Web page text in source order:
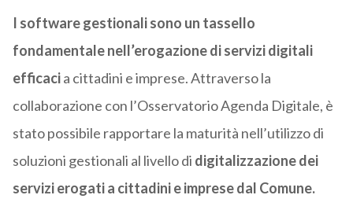
I software gestionali sono un tassello
fondamentale nell’erogazione di servizi digitali
efficacia cittadini e imprese. Attraverso la
collaborazione con l’Osservatorio Agenda Digitale, è
stato possibile rapportare la maturità nell’utilizzo di
soluzioni gestionali al livello di digitalizzazione dei
servizi erogati a cittadini e imprese dal Comune.